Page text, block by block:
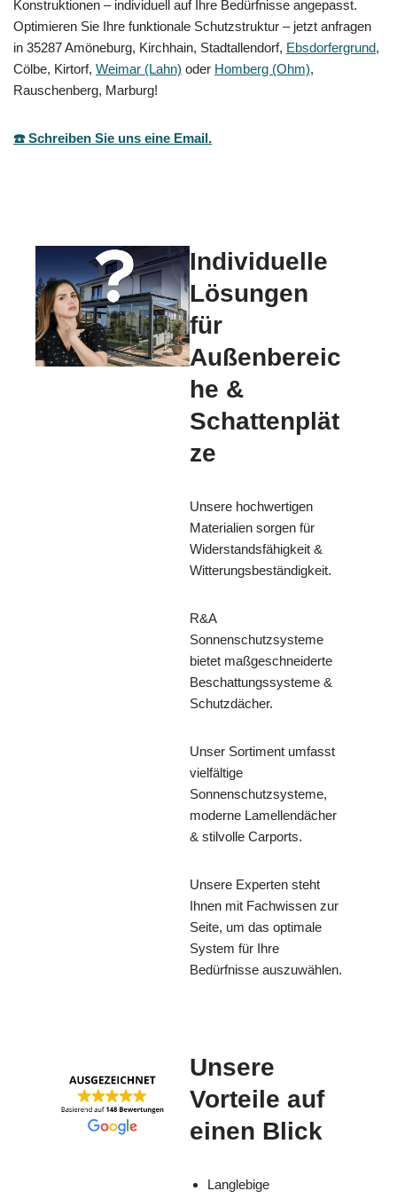
Konstruktionen – individuell auf Ihre Bedürfnisse angepasst.
Optimieren Sie Ihre funktionale Schutzstruktur – jetzt anfragen
in 35287 Amöneburg, Kirchhain, Stadtallendorf, Ebsdorfergrund,
Cölbe, Kirtorf, Weimar (Lahn) oder Homberg (Ohm),
Rauschenberg, Marburg!
☎️ Schreiben Sie uns eine Email.
Individuelle
Lösungen
für
Außenbereic
he &
Schattenplät
ze
Unsere hochwertigen
Materialien sorgen für
Widerstandsfähigkeit &
Witterungsbeständigkeit.
R&A
Sonnenschutzsysteme
bietet maßgeschneiderte
Beschattungssysteme &
Schutzdächer.
Unser Sortiment umfasst
vielfältige
Sonnenschutzsysteme,
moderne Lamellendächer
& stilvolle Carports.
Unsere Experten steht
Ihnen mit Fachwissen zur
Seite, um das optimale
System für Ihre
Bedürfnisse auszuwählen.
Unsere
Vorteile auf
einen Blick
Langlebige